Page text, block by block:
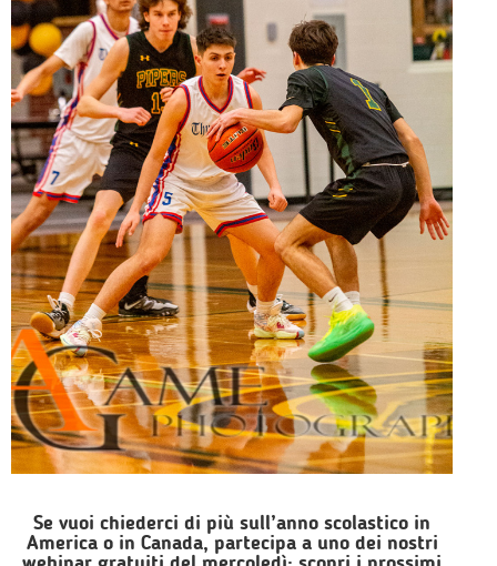
Se vuoi chiederci di più sull’anno scolastico in
America o in Canada, partecipa a uno dei nostri